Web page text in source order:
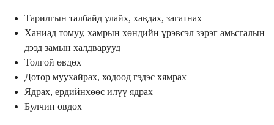
Тарилгын талбайд улайх, хавдах, загатнах
Ханиад томуу, хамрын хөндийн үрэвсэл зэрэг амьсгалын
дээд замын халдварууд
Толгой өвдөх
Дотор муухайрах, ходоод гэдэс хямрах
Ядрах, ердийнхөөс илүү ядрах
Булчин өвдөх